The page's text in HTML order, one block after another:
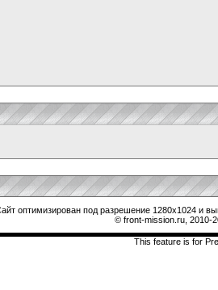
оптимизирован под разрешение 1280x1024 и
© front-mission.ru, 2010-
This feature is for